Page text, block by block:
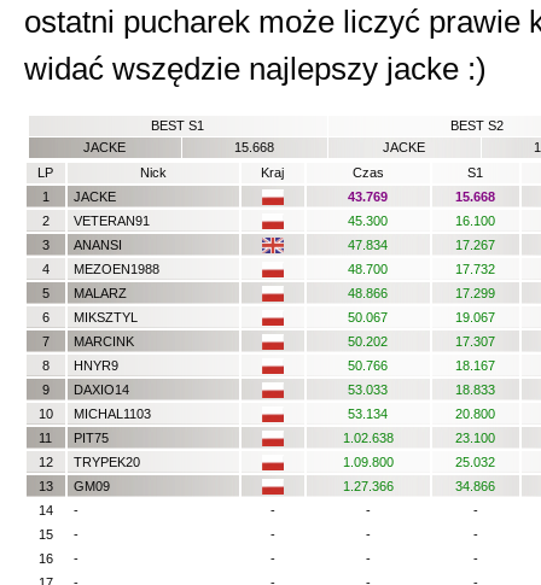
ostatni pucharek może liczyć prawie
widać wszędzie najlepszy jacke :)
BEST S1
BEST S2
JACKE
15.668 JACKE
LP
Nick Kraj Czas
S1
1
JACKE 43.769
15.668
2
VETERAN91 45.300
16.100
3
ANANSI 47.834
17.267
4
MEZOEN1988 48.700
17.732
5
MALARZ 48.866
17.299
6
MIKSZTYL 50.067
19.067
7
MARCINK 50.202
17.307
8
HNYR9 50.766
18.167
9
DAXIO14 53.033
18.833
10
MICHAL1103 53.134
20.800
11
PIT75 1.02.638
23.100
12
TRYPEK20 1.09.800
25.032
13
GM09 1.27.366
34.866
14
- - -
-
15
- - -
-
16
- - -
-